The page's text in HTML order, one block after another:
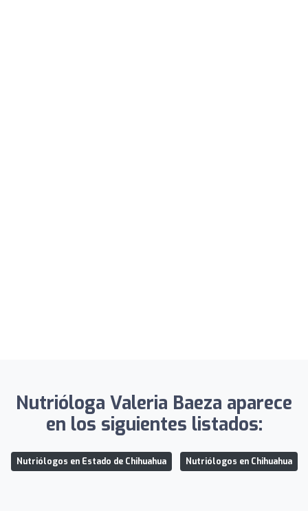
Nutrióloga Valeria Baeza aparece
en los siguientes listados:
Nutriólogos en Estado de Chihuahua Nutriólogos en Chihuahua